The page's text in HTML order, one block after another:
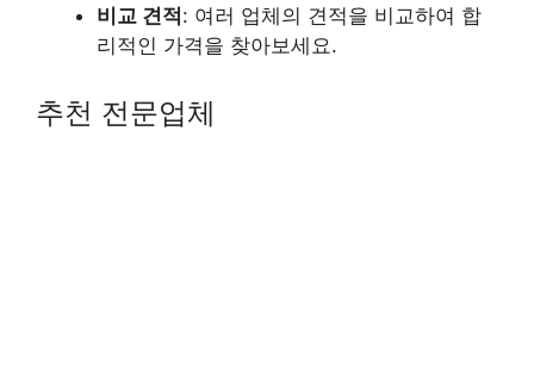
비교 견적 : 여러 업체의 견적을 비교하여 합
리적인 가격을 찾아보세요.
추천 전문업체